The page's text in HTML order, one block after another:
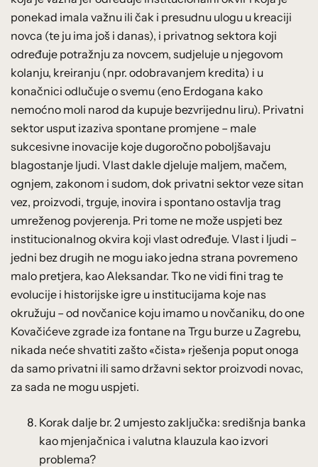
ponekad imala važnu ili čak i presudnu ulogu u kreaciji
novca (te ju ima još i danas), i privatnog sektora koji
određuje potražnju za novcem, sudjeluje u njegovom
kolanju, kreiranju (npr. odobravanjem kredita) i u
konačnici odlučuje o svemu (eno Erdogana kako
nemoćno moli narod da kupuje bezvrijednu liru). Privatni
sektor usput izaziva spontane promjene – male
sukcesivne inovacije koje dugoročno poboljšavaju
blagostanje ljudi. Vlast dakle djeluje maljem, mačem,
ognjem, zakonom i sudom, dok privatni sektor veze sitan
vez, proizvodi, trguje, inovira i spontano ostavlja trag
umreženog povjerenja. Pri tome ne može uspjeti bez
institucionalnog okvira koji vlast određuje. Vlast i ljudi –
jedni bez drugih ne mogu iako jedna strana povremeno
malo pretjera, kao Aleksandar. Tko ne vidi fini trag te
evolucije i historijske igre u institucijama koje nas
okružuju – od novčanice koju imamo u novčaniku, do one
Kovačićeve zgrade iza fontane na Trgu burze u Zagrebu,
nikada neće shvatiti zašto «čista» rješenja poput onoga
da samo privatni ili samo državni sektor proizvodi novac,
za sada ne mogu uspjeti.
Korak dalje br. 2 umjesto zaključka: središnja banka
kao mjenjačnica i valutna klauzula kao izvori
problema?